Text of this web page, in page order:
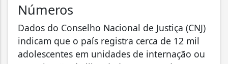
Números
Dados do Conselho Nacional de Justiça (CNJ)
indicam que o país registra cerca de 12 mil
adolescentes em unidades de internação ou